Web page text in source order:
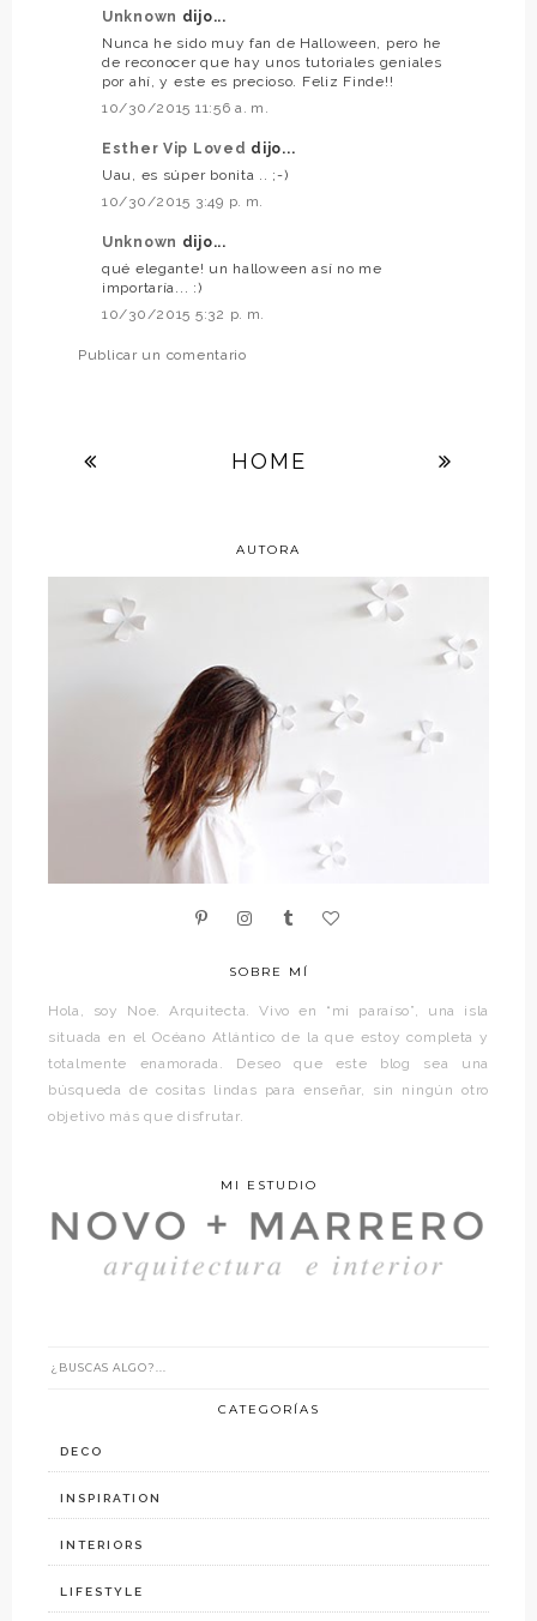
Unknown dijo...
Nunca he sido muy fan de Halloween, pero he
de reconocer que hay unos tutoriales geniales
por ahí, y este es precioso. Feliz Finde!!
10/30/2015 11:56 a. m.
Esther Vip Loved dijo...
Uau, es súper bonita .. ;-)
10/30/2015 3:49 p. m.
Unknown dijo...
qué elegante! un halloween así no me
importaría... :)
10/30/2015 5:32 p. m.
Publicar un comentario
HOME
AUTORA
SOBRE MÍ
Hola, soy Noe. Arquitecta. Vivo en “mi paraíso”, una isla
situada en el Océano Atlántico de la que estoy completa y
totalmente enamorada. Deseo que este blog sea una
búsqueda de cositas lindas para enseñar, sin ningún otro
objetivo más que disfrutar.
MI ESTUDIO
CATEGORÍAS
DECO
INSPIRATION
INTERIORS
LIFESTYLE